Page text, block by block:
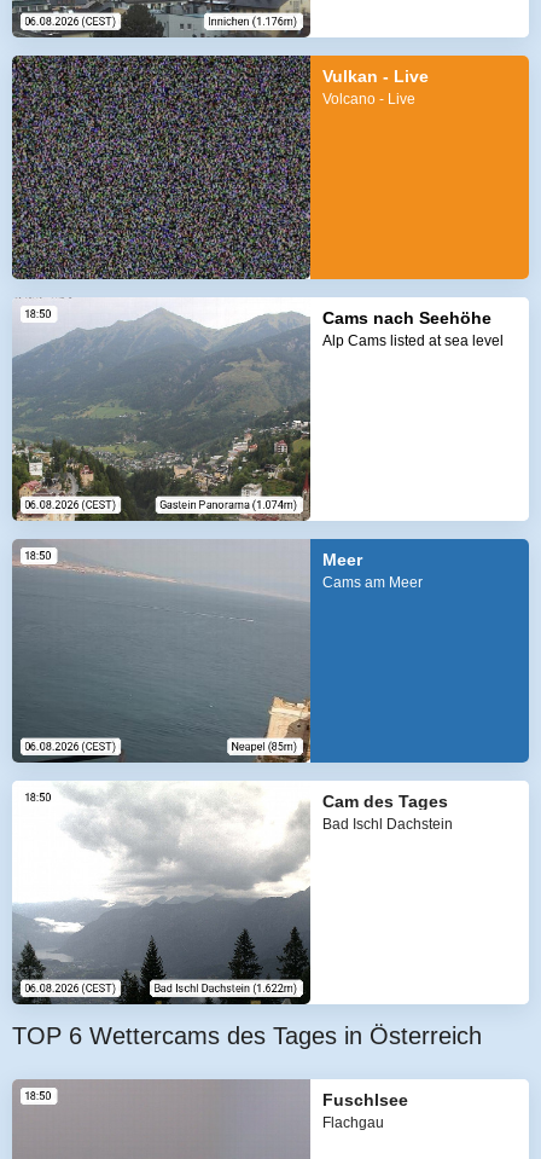
Vulkan - Live
Volcano - Live
Cams nach Seehöhe
Alp Cams listed at sea level
Meer
Cams am Meer
Cam des Tages
Bad Ischl Dachstein
TOP 6 Wettercams des Tages in Österreich
Fuschlsee
Flachgau